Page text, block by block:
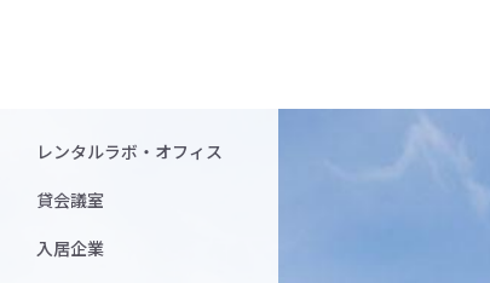
レンタルラボ・オフィス
貸会議室
入居企業